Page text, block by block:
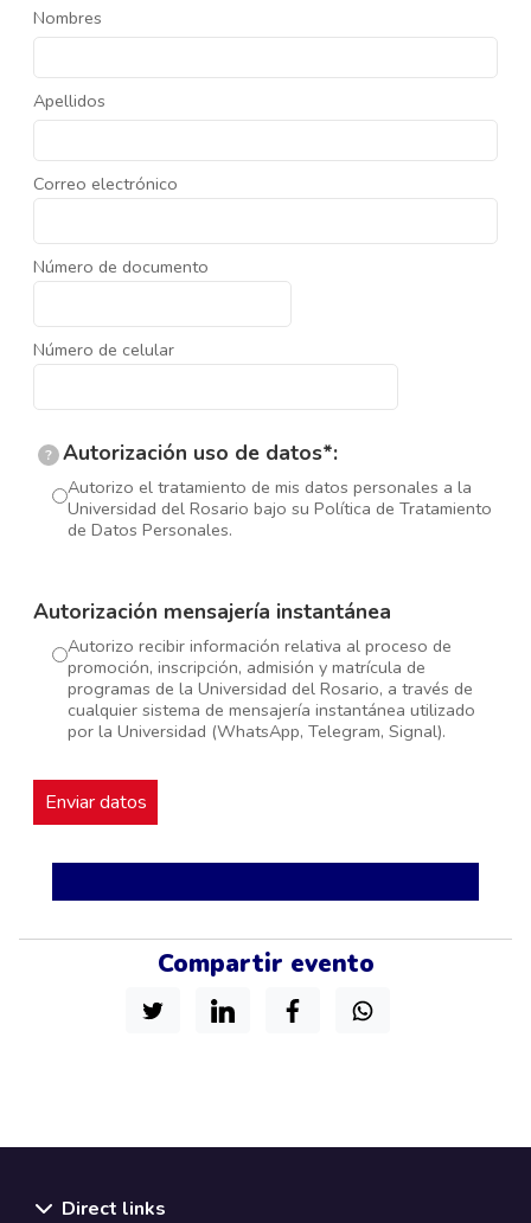
Nombres
Apellidos
Correo electrónico
Número de documento
Número de celular
? Autorización uso de datos*:
Autorizo el tratamiento de mis datos personales a la
Universidad del Rosario bajo su Política de Tratamiento
de Datos Personales.
Autorización mensajería instantánea
Autorizo recibir información relativa al proceso de
promoción, inscripción, admisión y matrícula de
programas de la Universidad del Rosario, a través de
cualquier sistema de mensajería instantánea utilizado
por la Universidad (WhatsApp, Telegram, Signal).
Compartir evento
Direct links